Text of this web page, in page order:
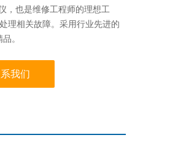
，也是维修工程师的理想工
理相关故障。采用行业先进的
。
我们